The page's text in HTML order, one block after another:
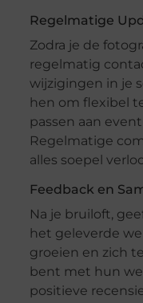
Regelmatige
Zodra je de
regelmatig
wijzigingen in je
hen om flexibel
passen aan
Regelmatige
alles soepel
Feedback en
Na je bruiloft,
het geleverde
groeien en zich
bent met hun
positieve